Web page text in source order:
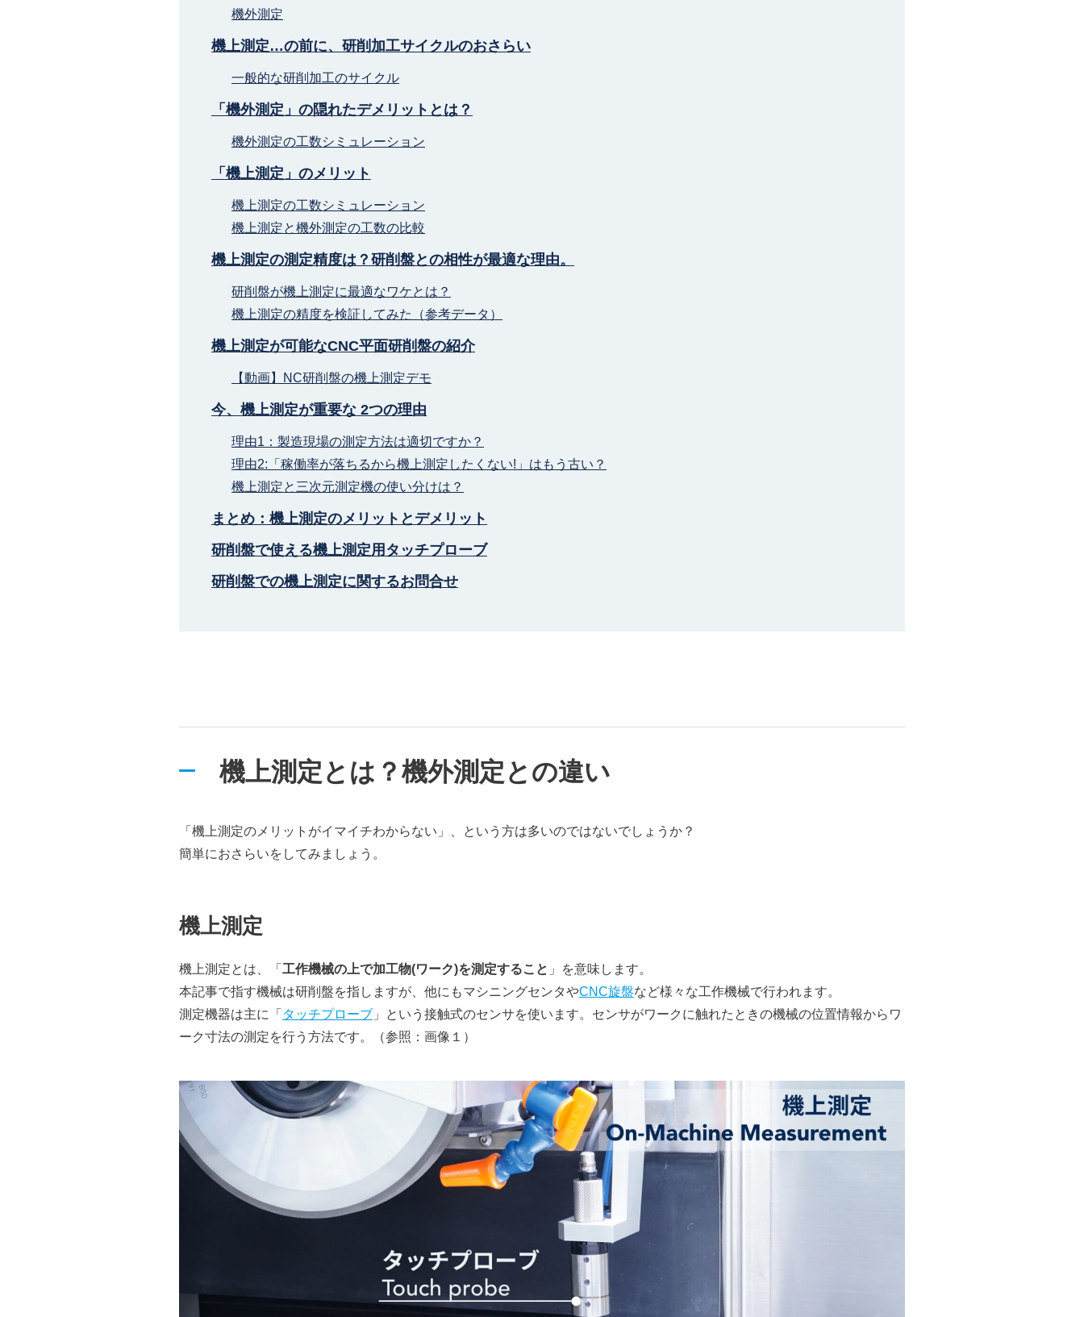
機外測定
機上測定…の前に、研削加工サイクルのおさらい
一般的な研削加工のサイクル
「機外測定」の隠れたデメリットとは？
機外測定の工数シミュレーション
「機上測定」のメリット
機上測定の工数シミュレーション
機上測定と機外測定の工数の比較
機上測定の測定精度は？研削盤との相性が最適な理由。
研削盤が機上測定に最適なワケとは？
機上測定の精度を検証してみた（参考データ）
機上測定が可能なCNC平面研削盤の紹介
【動画】NC研削盤の機上測定デモ
今、機上測定が重要な 2つの理由
理由1：製造現場の測定方法は適切ですか？
理由2:「稼働率が落ちるから機上測定したくない!」はもう古い？
機上測定と三次元測定機の使い分けは？
まとめ：機上測定のメリットとデメリット
研削盤で使える機上測定用タッチプローブ
研削盤での機上測定に関するお問合せ
機上測定とは？機外測定との違い
「機上測定のメリットがイマイチわからない」、という方は多いのではないでしょうか？
簡単におさらいをしてみましょう。
機上測定
機上測定とは、「 工作機械の上で加工物(ワーク)を測定すること 」を意味します。
本記事で指す機械は研削盤を指しますが、他にもマシニングセンタやCNC旋盤など様々な工作機械で行われます。
測定機器は主に「 タッチプローブ 」という接触式のセンサを使います。センサがワークに触れたときの機械の位置情報からワ
ーク寸法の測定を行う方法です。（参照：画像１）